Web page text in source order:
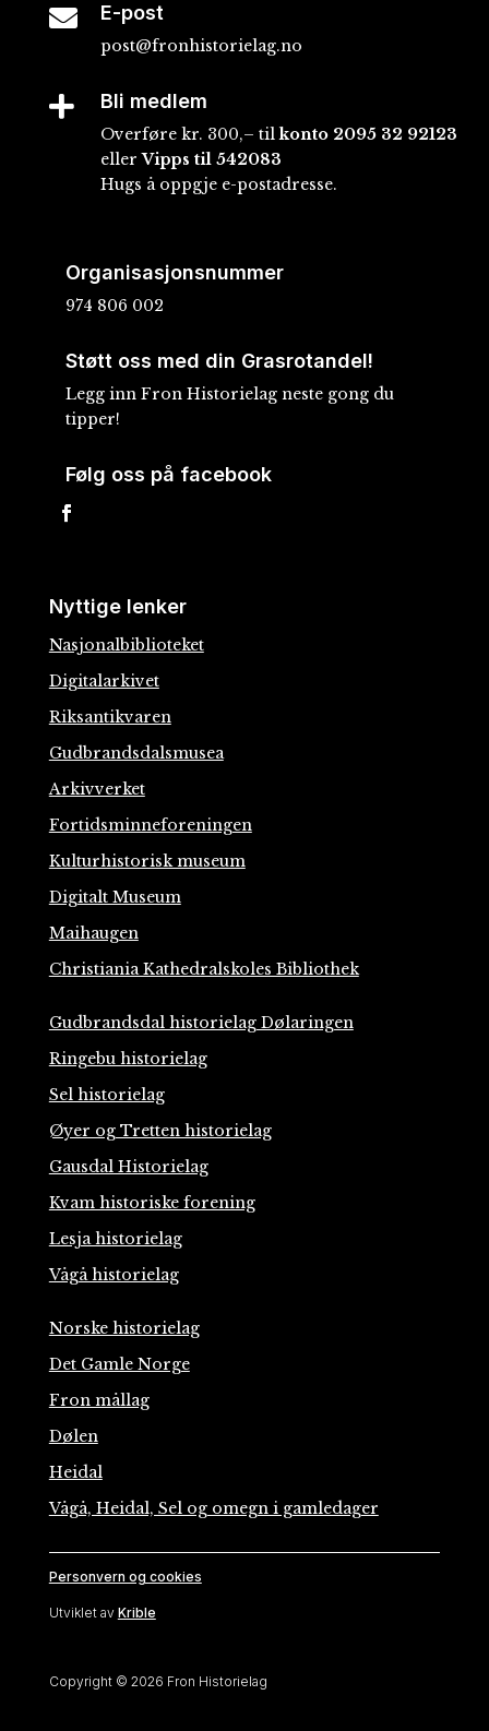
 E-post
post@fronhistorielag.no
 Bli medlem
Overføre kr. 300,– tilkonto 2095 32 92123
ellerVipps til 542083
Hugs å oppgje e-postadresse.
Organisasjonsnummer
974 806 002
Støtt oss med din Grasrotandel!
Legg inn Fron Historielag neste gong du
tipper!
Følg oss på facebook
Nyttige lenker
Nasjonalbiblioteket
Digitalarkivet
Riksantikvaren
Gudbrandsdalsmusea
Arkivverket
Fortidsminneforeningen
Kulturhistorisk museum
Digitalt Museum
Maihaugen
Christiania Kathedralskoles Bibliothek
Gudbrandsdal historielag Dølaringen
Ringebu historielag
Sel historielag
Øyer og Tretten historielag
Gausdal Historielag
Kvam historiske forening
Lesja historielag
Vågå historielag
Norske historielag
Det Gamle Norge
Fron mållag
Dølen
Heidal
Vågå, Heidal, Sel og omegn i gamledager
Personvern og cookies
Utviklet av Krible
Copyright © 2026 Fron Historielag